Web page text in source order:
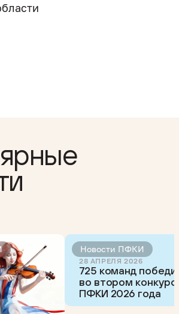
Новости ПФКИ
28 АПРЕЛЯ 2026
725 команд
во втором
ПФКИ 2026 года